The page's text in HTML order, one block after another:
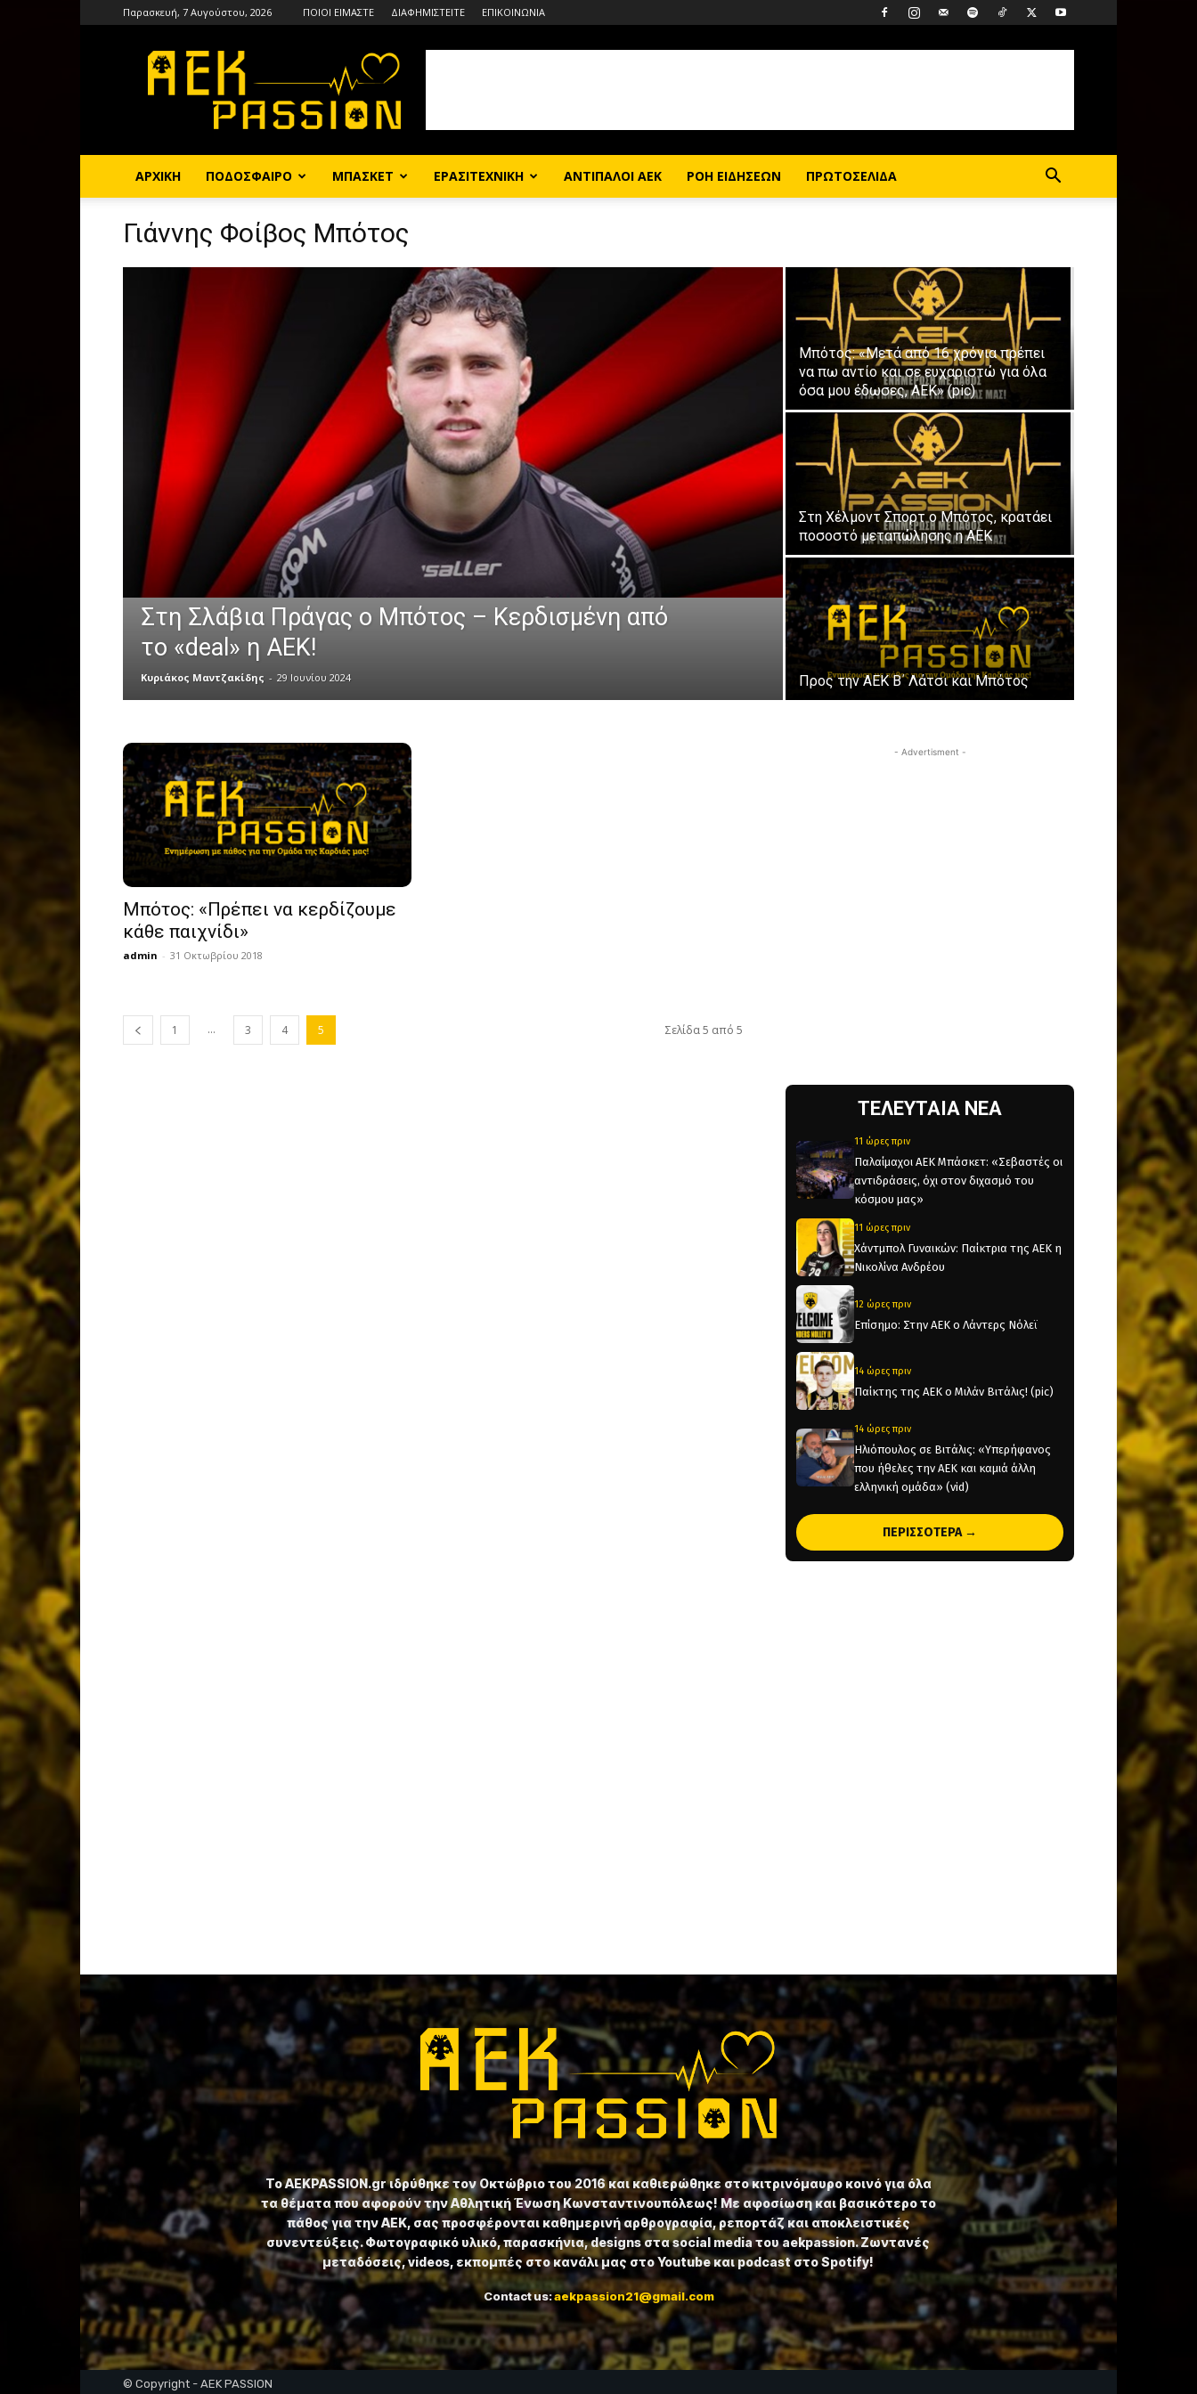
Παρασκευή, 7 Αυγούστου, 2026 ΠΟΙΟΙ ΕΙΜΑΣΤΕ ΔΙΑΦΗΜΙΣΤΕΙΤΕ ΕΠΙΚΟΙΝΩΝΙΑ
ΑΡΧΙΚΗ ΠΟΔΟΣΦΑΙΡΟ ΜΠΑΣΚΕΤ ΕΡΑΣΙΤΕΧΝΙΚΗ ΑΝΤΙΠΑΛΟΙ ΑΕΚ ΡΟΗ ΕΙΔΗΣΕΩΝ ΠΡΩΤΟΣΕΛΙΔΑ
Γιάννης Φοίβος Μπότος
Στη Σλάβια Πράγας ο Μπότος – Κερδισμένη από
το «deal» η ΑΕΚ!
Κυριάκος Μαντζακίδης - 29 Ιουνίου 2024
Μπότος: «Μετά από 16 χρόνια πρέπει
να πω αντίο και σε ευχαριστώ για όλα
όσα μου έδωσες, ΑΕΚ» (pic)
Στη Χέλμοντ Σπορτ ο Μπότος, κρατάει
ποσοστό μεταπώλησης η ΑΕΚ
Προς την ΑΕΚ Β΄ Λάτσι και Μπότος
Μπότος: «Πρέπει να κερδίζουμε
κάθε παιχνίδι»
admin - 31 Οκτωβρίου 2018
1 ... 3 4 5 Σελίδα 5 από 5
- Advertisment -
ΤΕΛΕΥΤΑΙΑ ΝΕΑ
11 ώρες πριν
Παλαίμαχοι ΑΕΚ Μπάσκετ: «Σεβαστές οι
αντιδράσεις, όχι στον διχασμό του
κόσμου μας»
11 ώρες πριν
Χάντμπολ Γυναικών: Παίκτρια της ΑΕΚ η
Νικολίνα Ανδρέου
12 ώρες πριν
Επίσημο: Στην ΑΕΚ ο Λάντερς Νόλεϊ
14 ώρες πριν
Παίκτης της ΑΕΚ ο Μιλάν Βιτάλις! (pic)
14 ώρες πριν
Ηλιόπουλος σε Βιτάλις: «Υπερήφανος
που ήθελες την ΑΕΚ και καμιά άλλη
ελληνική ομάδα» (vid)
19 ώρες πριν
«Θέλτα και ΑΕΚ μάχονται για τον Κέρβιν
Αριάνγκα»
ΠΕΡΙΣΣΟΤΕΡΑ →
Το ⁦AEKPASSION.gr⁩ ιδρύθηκε τον Οκτώβριο του 2016 και καθιερώθηκε στο κιτρινόμαυρο κοινό για όλα
τα θέματα που αφορούν την Αθλητική Ένωση Κωνσταντινουπόλεως! Με αφοσίωση και βασικότερο το
πάθος για την ΑΕΚ, σας προσφέρονται καθημερινή αρθρογραφία, ρεπορτάζ και αποκλειστικές
συνεντεύξεις. Φωτογραφικό υλικό, παρασκήνια, designs στα social media του aekpassion. Ζωντανές
μεταδόσεις, videos, εκπομπές στο κανάλι μας στο Youtube και podcast στο Spotify!
Contact us:aekpassion21@gmail.com
© Copyright - AEK PASSION